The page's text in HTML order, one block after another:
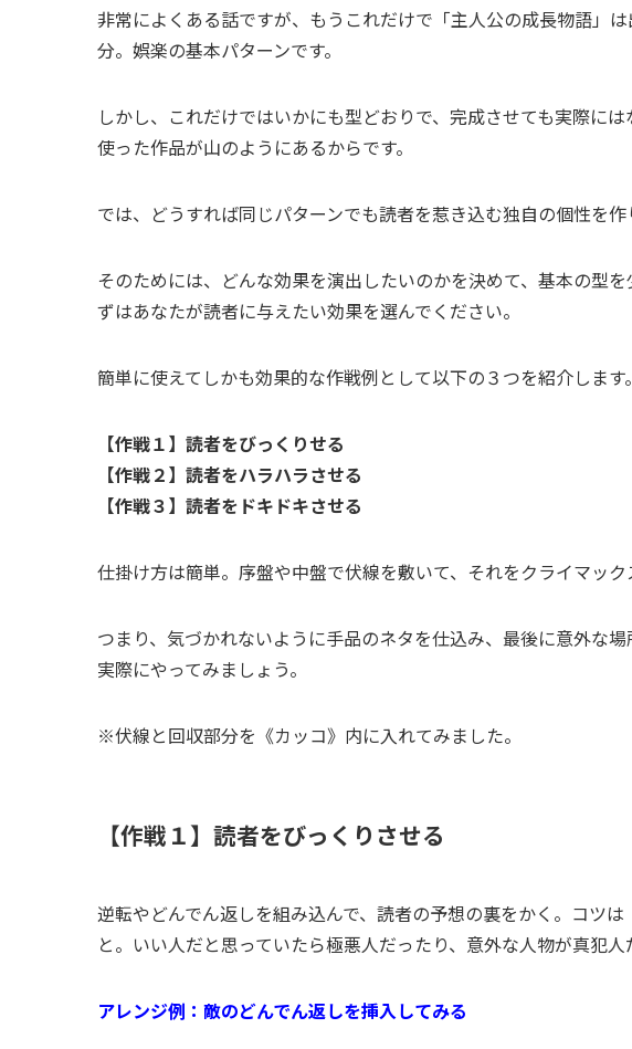
非常によくある話ですが、もうこれだけで「主人公の成長物語」
分。娯楽の基本パターンです。
しかし、これだけではいかにも型どおりで、完成させても実際に
使った作品が山のようにあるからです。
では、どうすれば同じパターンでも読者を惹き込む独自の個性を
そのためには、どんな効果を演出したいのかを決めて、基本の型
ずはあなたが読者に与えたい効果を選んでください。
簡単に使えてしかも効果的な作戦例として以下の３つを紹介します。
【作戦１】読者をびっくりせる
【作戦２】読者をハラハラさせる
【作戦３】読者をドキドキさせる
仕掛け方は簡単。序盤や中盤で伏線を敷いて、それをクライマック
つまり、気づかれないように手品のネタを仕込み、最後に意外な
実際にやってみましょう。
※伏線と回収部分を《カッコ》内に入れてみました。
【作戦１】読者をびっくりさせる
逆転やどんでん返しを組み込んで、読者の予想の裏をかく。コツ
と。いい人だと思っていたら極悪人だったり、意外な人物が真犯人
アレンジ例：敵のどんでん返しを挿入してみる